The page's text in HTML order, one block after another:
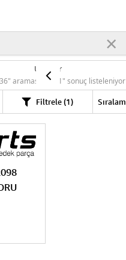
×
Ürünler
araması için "1" sonuç listeleniyor
Filtrele (1)